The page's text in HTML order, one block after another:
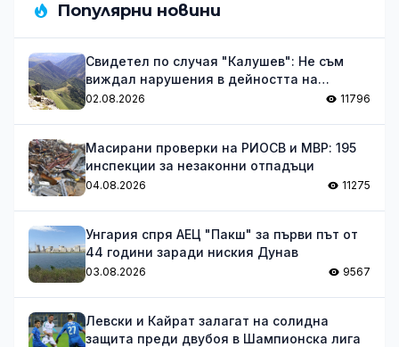
Популярни новини
Свидетел по случая "Калушев": Не съм
виждал нарушения в дейността на
групата
02.08.2026 11796
Масирани проверки на РИОСВ и МВР: 195
инспекции за незаконни отпадъци
04.08.2026 11275
Унгария спря АЕЦ "Пакш" за първи път от
44 години заради ниския Дунав
03.08.2026 9567
Левски и Кайрат залагат на солидна
защита преди двубоя в Шампионска лига